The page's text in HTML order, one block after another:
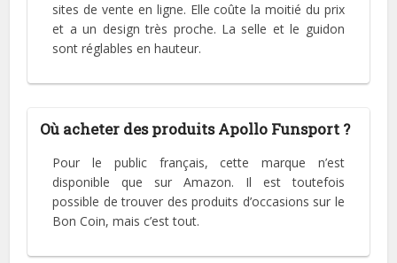
sites de vente en ligne. Elle coûte la moitié du prix
et a un design très proche. La selle et le guidon
sont réglables en hauteur.
Où acheter des produits Apollo Funsport ?
Pour le public français, cette marque n’est
disponible que sur Amazon. Il est toutefois
possible de trouver des produits d’occasions sur le
Bon Coin, mais c’est tout.